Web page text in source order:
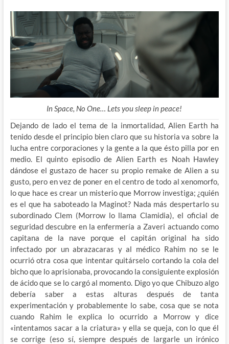
In Space, No One… Lets you sleep in peace!
Dejando de lado el tema de la inmortalidad, Alien Earth ha
tenido desde el principio bien claro que su historia va sobre la
lucha entre corporaciones y la gente a la que ésto pilla por en
medio. El quinto episodio de Alien Earth es Noah Hawley
dándose el gustazo de hacer su propio remake de Alien a su
gusto, pero en vez de poner en el centro de todo al xenomorfo,
lo que hace es crear un misterio que Morrow investiga; ¿quién
es el que ha saboteado la Maginot? Nada más despertarlo su
subordinado Clem (Morrow lo llama Clamidia), el oficial de
seguridad descubre en la enfermería a Zaveri actuando como
capitana de la nave porque el capitán original ha sido
infectado por un abrazacaras y al médico Rahim no se le
ocurrió otra cosa que intentar quitárselo cortando la cola del
bicho que lo aprisionaba, provocando la consiguiente explosión
de ácido que se lo cargó al momento. Digo yo que Chibuzo algo
debería saber a estas alturas después de tanta
experimentación y probablemente lo sabe, cosa que se nota
cuando Rahim le explica lo ocurrido a Morrow y dice
«intentamos sacar a la criatura» y ella se queja, con lo que él
se corrige (eso sí, siempre después de largarle un irónico